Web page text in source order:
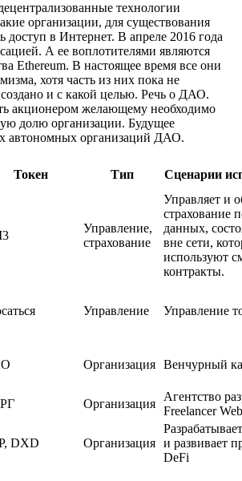
технологии
организации, для существования
в Интернет. В апреле 2016 года
А ее воплотителями являются
Ethereum. В настоящее время все они
хотя часть из них пока не
и с какой целью. Речь о ДАО.
акционером желающему необходимо
долю организации. Будущее
автономных организаций ДАО.
Токен Тип Сценарии
Управление,
страхование
Управляет и
страхование
данных,
вне сети,
используют
контракты.
Управление Управление
Организация Венчурный
Организация
Агентство
Freelancer
DXD Организация и развивает
DeFi